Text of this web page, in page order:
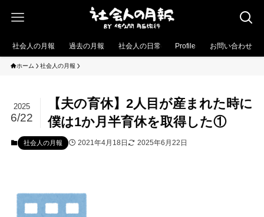
社会人の月報 過去の月報 社会人の日常 Profile お問い合わせ
ホーム 社会人の月報
【夫の育休】2人目が産まれた時に
僕は1か月半育休を取得した①
2025
6/22
社会人の月報 2021年4月18日 2025年6月22日